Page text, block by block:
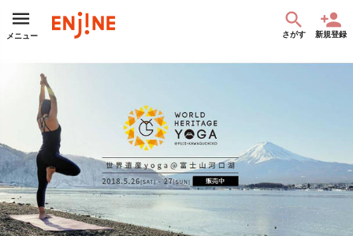
メニュー さがす 新規登録